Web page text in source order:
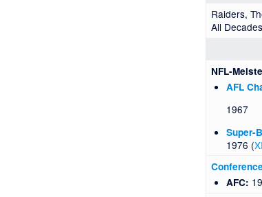
Raiders,
All Decades
NFL-
AFL
1967
Super-
1976 (XI
AFC: